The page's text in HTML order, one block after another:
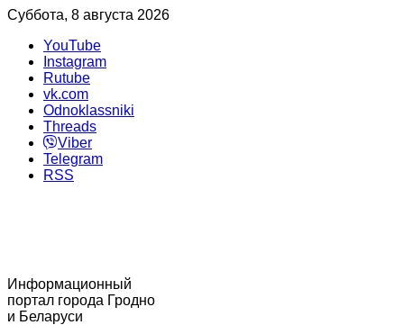
Суббота, 8 августа 2026
YouTube
Instagram
Rutube
vk.com
Odnoklassniki
Threads
Viber
Telegram
RSS
Информационный
портал города Гродно
и Беларуси